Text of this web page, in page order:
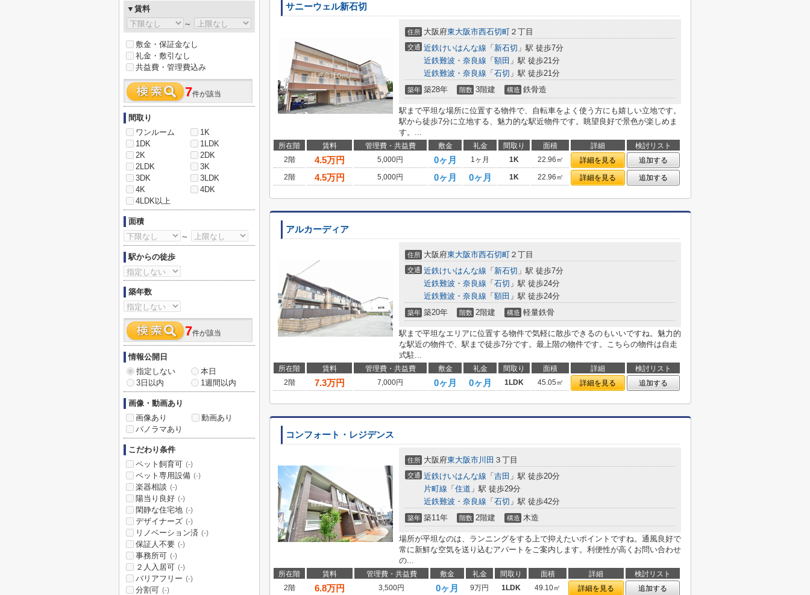
サニーウェル新石切
住所 大阪府東大阪市西石切町 ２丁目
交通 近鉄けいはんな線 「 新石切 」駅 徒歩7分
近鉄難波・奈良線 「 額田 」駅 徒歩21分
近鉄難波・奈良線 「 石切 」駅 徒歩21分
築年 築28年 階数 3階建 構造 鉄骨造
駅まで平坦な場所に位置する物件で、自転車をよく使う方にも嬉しい立地です。
駅から徒歩7分に立地する、魅力的な駅近物件です。眺望良好で景色が楽しめま
す。...
所在階 賃料 管理費・共益費 敷金 礼金 間取り 面積 詳細
検討リスト
2階
4.5万円 5,000円 0ヶ月 1ヶ月 1K 22.96㎡ 詳細を見る
追加する
2階
4.5万円 5,000円 0ヶ月 0ヶ月 1K 22.96㎡ 詳細を見る 追加する
アルカーディア
住所 大阪府東大阪市西石切町 ２丁目
交通 近鉄けいはんな線 「 新石切 」駅 徒歩7分
近鉄難波・奈良線 「 石切 」駅 徒歩24分
近鉄難波・奈良線 「 額田 」駅 徒歩24分
築年 築20年 階数 2階建 構造 軽量鉄骨
駅まで平坦なエリアに位置する物件で気軽に散歩できるのもいいですね。魅力的
な駅近の物件で、駅まで徒歩7分です。最上階の物件です。こちらの物件は自走
式駐...
所在階 賃料 管理費・共益費 敷金 礼金 間取り 面積 詳細
検討リスト
2階
7.3万円 7,000円 0ヶ月 0ヶ月 1LDK 45.05㎡ 詳細を見る 追加する
コンフォート・レジデンス
住所 大阪府東大阪市川田 ３丁目
交通 近鉄けいはんな線 「 吉田 」駅 徒歩20分
片町線 「 住道 」駅 徒歩29分
近鉄難波・奈良線 「 石切 」駅 徒歩42分
築年 築11年 階数 2階建 構造 木造
場所が平坦なのは、ランニングをする上で抑えたいポイントですね。通風良好で
常に新鮮な空気を送り込むアパートをご案内します。利便性が高くお問い合わせ
の...
所在階 賃料 管理費・共益費 敷金 礼金 間取り 面積 詳細
検討リスト
2階
6.8万円 3,500円 0ヶ月 9万円 1LDK 49.10㎡ 詳細を見る 追加する
▼賃料
～
敷金・保証金なし
礼金・敷引なし
共益費・管理費込み
7件が該当
間取り
ワンルーム
1K
1DK
1LDK
2K
2DK
2LDK
3K
3DK
3LDK
4K
4DK
4LDK以上
面積
～
駅からの徒歩
築年数
7件が該当
情報公開日
指定しない
本日
3日以内
1週間以内
画像・動画あり
画像あり
動画あり
パノラマあり
こだわり条件
ペット飼育可 (-)
ペット専用設備 (-)
楽器相談 (-)
陽当り良好 (-)
閑静な住宅地 (-)
デザイナーズ (-)
リノベーション済 (-)
保証人不要 (-)
事務所可 (-)
２人入居可 (-)
バリアフリー (-)
分割可 (-)